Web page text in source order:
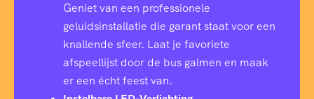
Geniet van een professionele
geluidsinstallatie die garant staat voor een
knallende sfeer. Laat je favoriete
afspeellijst door de bus galmen en maak
er een écht feest van.